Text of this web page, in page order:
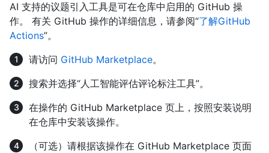
AI 支持的议题引入工具是可在仓库中启用的 GitHub 操
作。 有关 GitHub 操作的详细信息，请参阅“了解GitHub
Actions”。
请访问 GitHub Marketplace。
搜索并选择“人工智能评估评论标注工具”。
在操作的 GitHub Marketplace 页上，按照安装说明
在仓库中安装该操作。
（可选）请根据该操作在 GitHub Marketplace 页面